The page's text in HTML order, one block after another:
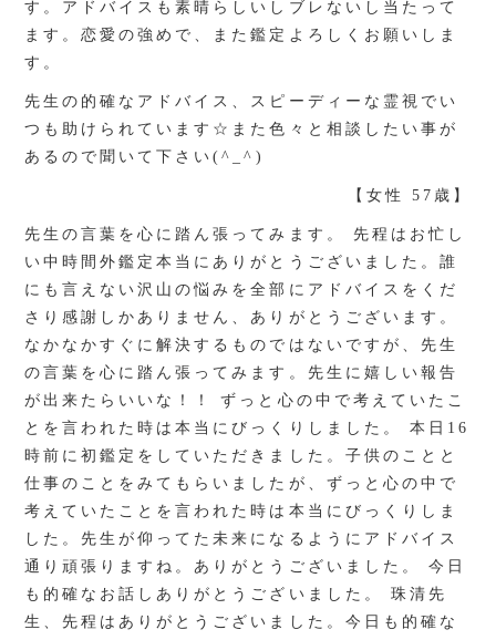
す。アドバイスも素晴らしいしブレないし当たって
ます。恋愛の強めで、また鑑定よろしくお願いしま
す。
先生の的確なアドバイス、スピーディーな霊視でい
つも助けられています☆また色々と相談したい事が
あるので聞いて下さい(^_^)
【女性 57歳】
先生の言葉を心に踏ん張ってみます。 先程はお忙し
い中時間外鑑定本当にありがとうございました。誰
にも言えない沢山の悩みを全部にアドバイスをくだ
さり感謝しかありません、ありがとうございます。
なかなかすぐに解決するものではないですが、先生
の言葉を心に踏ん張ってみます。先生に嬉しい報告
が出来たらいいな！！ ずっと心の中で考えていたこ
とを言われた時は本当にびっくりしました。 本日16
時前に初鑑定をしていただきました。子供のことと
仕事のことをみてもらいましたが、ずっと心の中で
考えていたことを言われた時は本当にびっくりしま
した。先生が仰ってた未来になるようにアドバイス
通り頑張りますね。ありがとうございました。 今日
も的確なお話しありがとうございました。 珠清先
生、先程はありがとうございました。今日も的確な